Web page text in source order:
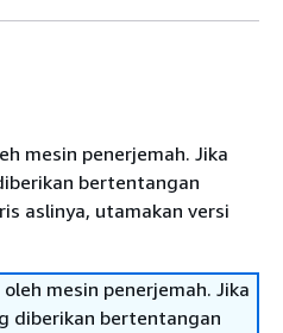
mesin penerjemah. Jika
bertentangan
aslinya, utamakan versi
mesin penerjemah. Jika
diberikan bertentangan